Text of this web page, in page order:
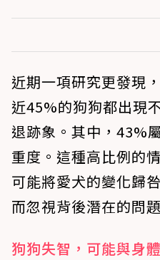
近期一項研究更發現
近45%的狗狗都出現
退跡象。其中，43%
重度。這種高比例的
可能將愛犬的變化歸
而忽視背後潛在的問
狗狗失智，可能與身